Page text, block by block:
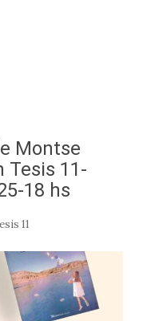
Montse
Tesis 11-
18 hs
11